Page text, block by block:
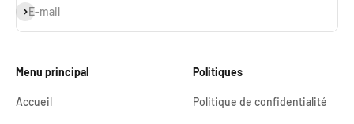
E-mail
S'inscrire
Menu principal
Accueil
Politiques
Politique de confidentialité